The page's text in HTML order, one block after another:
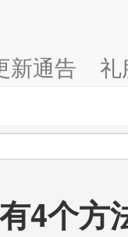
新通告 礼
4个方